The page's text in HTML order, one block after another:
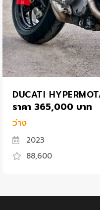
DUCATI
ราคา 365,000 บาท
ว่าง
2023
88,600